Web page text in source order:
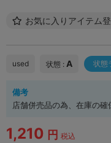
お気に入りアイテム
used 状態 : A 状態
備考
店舗併売品の為、在庫の確
1,210 円 税込